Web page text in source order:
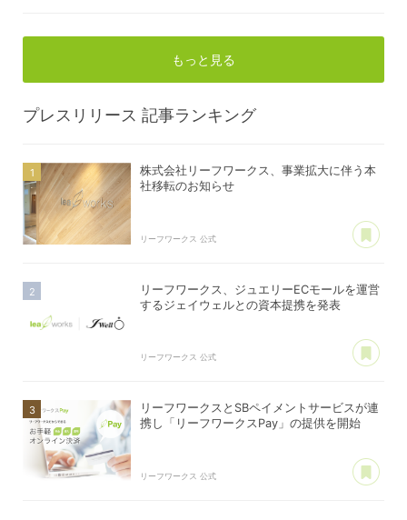
もっと見る
プレスリリース 記事ランキング
株式会社リーフワークス、事業拡大に伴う本
社移転のお知らせ
リーフワークス 公式
リーフワークス、ジュエリーECモールを運営
するジェイウェルとの資本提携を発表
リーフワークス 公式
リーフワークスとSBペイメントサービスが連
携し「リーフワークスPay」の提供を開始
リーフワークス 公式